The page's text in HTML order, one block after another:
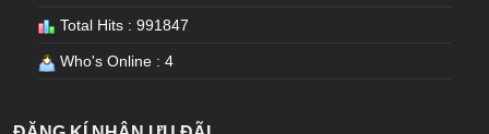
Total Hits : 991847
Who's Online : 4